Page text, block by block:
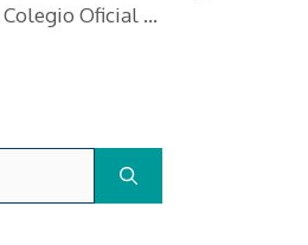
Colegio Oficial …